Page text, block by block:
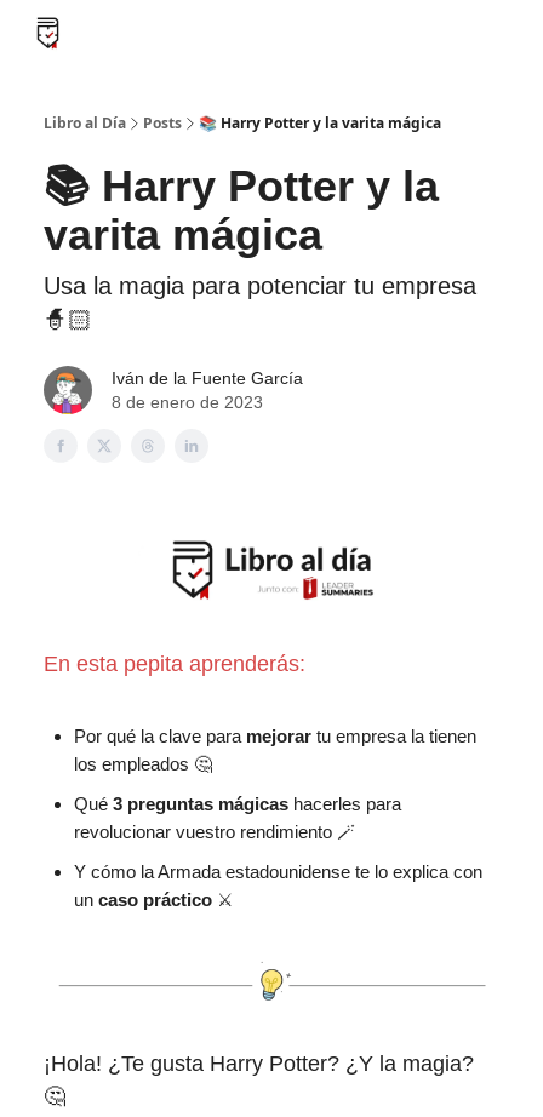
Libro al Día Posts 📚 Harry Potter y la varita mágica
📚 Harry Potter y la
varita mágica
Usa la magia para potenciar tu empresa
🧙🏻
Iván de la Fuente García
8 de enero de 2023
En esta pepita aprenderás:
Por qué la clave para mejorar tu empresa la tienen
los empleados 🤔
Qué 3 preguntas mágicas hacerles para
revolucionar vuestro rendimiento 🪄
Y cómo la Armada estadounidense te lo explica con
un caso práctico ⚔️
¡Hola! ¿Te gusta Harry Potter? ¿Y la magia?
🤔